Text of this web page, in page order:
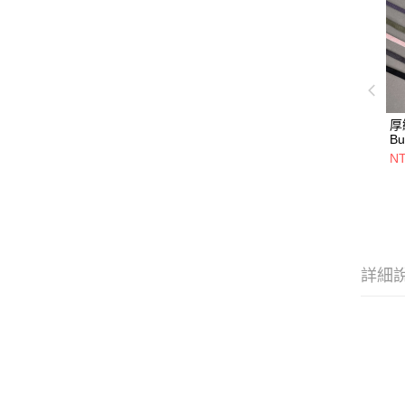
詳細